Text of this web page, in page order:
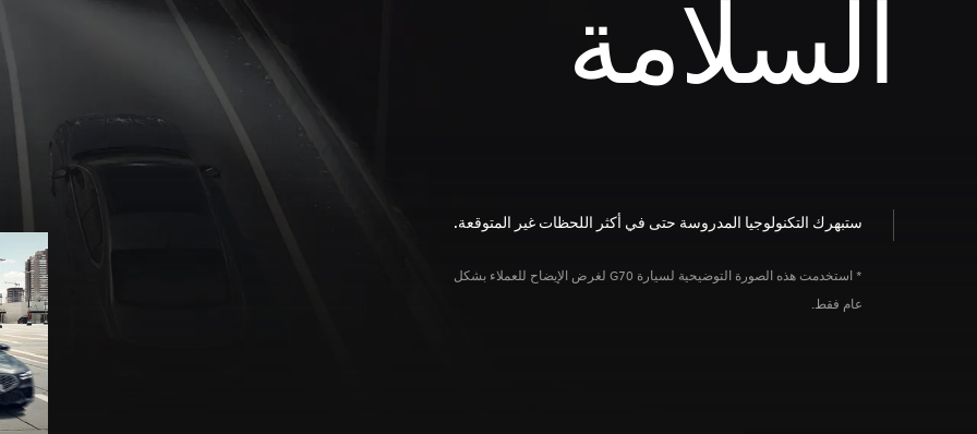
السلامة
ستبهرك التكنولوجيا المدروسة حتى في أكثر اللحظات غير المتوقعة.
* استخدمت هذه الصورة التوضيحية لسيارة G70 لغرض الإيضاح للعملاء بشكل
عام فقط.